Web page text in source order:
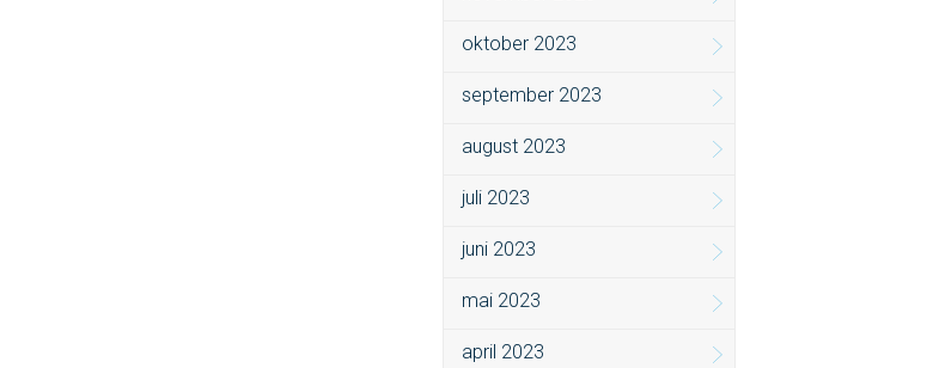
oktober 2023
september 2023
august 2023
juli 2023
juni 2023
mai 2023
april 2023